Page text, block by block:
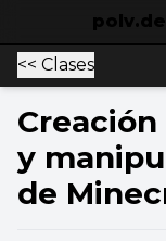
<< Clases
y
de